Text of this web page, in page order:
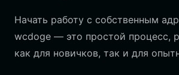
Начать работу с собственным
wcdoge — это простой процесс,
как для новичков, так и для